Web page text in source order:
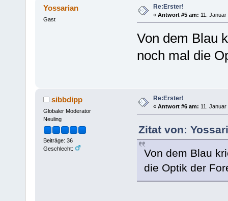
Yossarian
Gast
Re:Erster!
« Antwort #5 am: 11.
Von dem Blau
noch mal die
sibbdipp
Globaler Moderator
Neuling
Beiträge: 36
Geschlecht:
Re:Erster!
« Antwort #6 am: 11.
Zitat von:
Von dem Blau
die Optik der